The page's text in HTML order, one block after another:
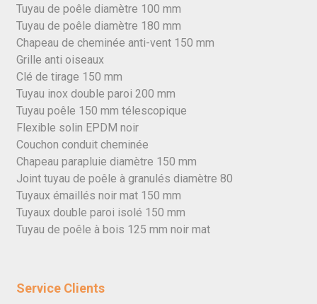
Tuyau de poêle diamètre 100 mm
Tuyau de poêle diamètre 180 mm
Chapeau de cheminée anti-vent 150 mm
Grille anti oiseaux
Clé de tirage 150 mm
Tuyau inox double paroi 200 mm
Tuyau poêle 150 mm télescopique
Flexible solin EPDM noir
Couchon conduit cheminée
Chapeau parapluie diamètre 150 mm
Joint tuyau de poêle à granulés diamètre 80
Tuyaux émaillés noir mat 150 mm
Tuyaux double paroi isolé 150 mm
Tuyau de poêle à bois 125 mm noir mat
Service Clients